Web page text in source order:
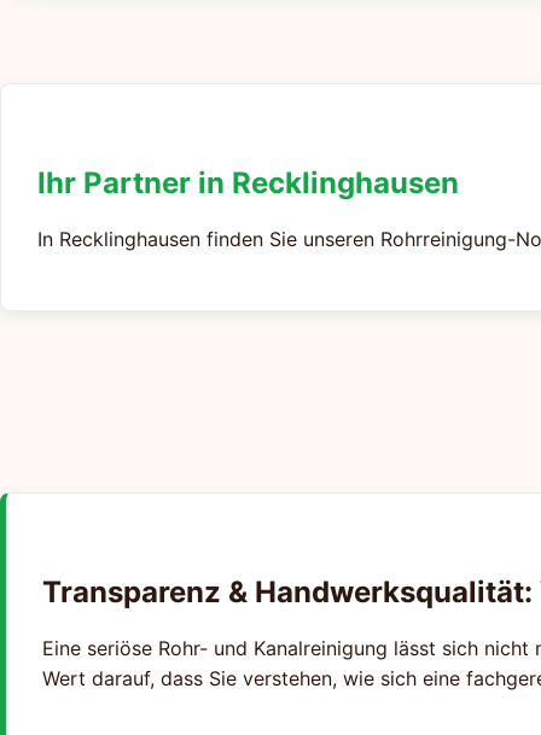
Ihr Partner in Recklinghausen
In Recklinghausen finden Sie unseren Rohrreinigung-
Transparenz &
Eine seriöse Rohr- und Kanalreinigung lässt sich
Wert darauf, dass Sie verstehen, wie sich eine